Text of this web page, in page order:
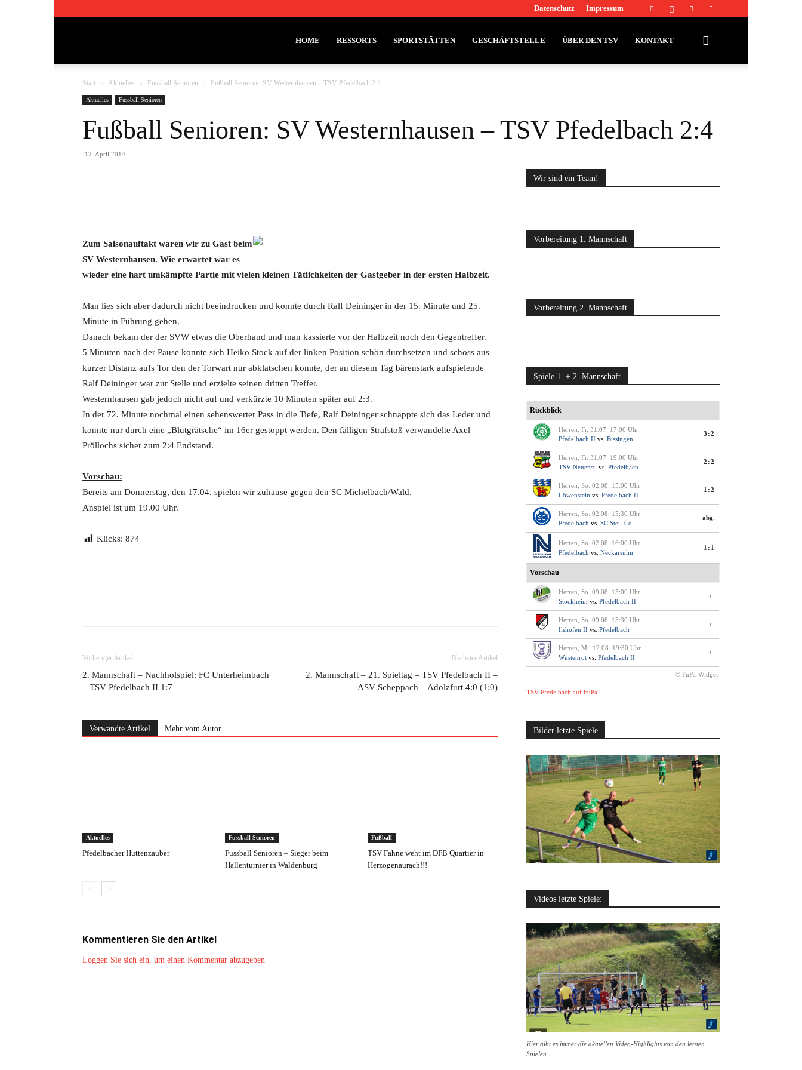
Datenschutz Impressum
Pfedelbach
1911
HOME RESSORTS SPORTSTÄTTEN GESCHÄFTSTELLE ÜBER DEN TSV KONTAKT
Start Aktuelles Fussball Senioren Fußball Senioren: SV Westernhausen – TSV Pfedelbach 2:4
Aktuelles Fussball Senioren
Fußball Senioren: SV Westernhausen – TSV Pfedelbach 2:4
12. April 2014
Zum Saisonauftakt waren wir zu Gast beim
SV Westernhausen. Wie erwartet war es
wieder eine hart umkämpfte Partie mit vielen kleinen Tätlichkeiten der Gastgeber in der ersten Halbzeit.
Man lies sich aber dadurch nicht beeindrucken und konnte durch Ralf Deininger in der 15. Minute und 25.
Minute in Führung gehen.
Danach bekam der der SVW etwas die Oberhand und man kassierte vor der Halbzeit noch den Gegentreffer.
5 Minuten nach der Pause konnte sich Heiko Stock auf der linken Position schön durchsetzen und schoss aus
kurzer Distanz aufs Tor den der Torwart nur abklatschen konnte, der an diesem Tag bärenstark aufspielende
Ralf Deininger war zur Stelle und erzielte seinen dritten Treffer.
Westernhausen gab jedoch nicht auf und verkürzte 10 Minuten später auf 2:3.
In der 72. Minute nochmal einen sehenswerter Pass in die Tiefe, Ralf Deininger schnappte sich das Leder und
konnte nur durch eine „Blutgrätsche“ im 16er gestoppt werden. Den fälligen Strafstoß verwandelte Axel
Pröllochs sicher zum 2:4 Endstand.
Vorschau:
Bereits am Donnerstag, den 17.04. spielen wir zuhause gegen den SC Michelbach/Wald.
Anspiel ist um 19.00 Uhr.
Klicks: 874
Vorheriger Artikel
2. Mannschaft – Nachholspiel: FC Unterheimbach
– TSV Pfedelbach II 1:7
Nächster Artikel
2. Mannschaft – 21. Spieltag – TSV Pfedelbach II –
ASV Scheppach – Adolzfurt 4:0 (1:0)
Verwandte Artikel Mehr vom Autor
Aktuelles
Pfedelbacher Hüttenzauber
Fussball Senioren
Fussball Senioren – Sieger beim
Hallenturnier in Waldenburg
Fußball
TSV Fahne weht im DFB Quartier in
Herzogenaurach!!!
Kommentieren Sie den Artikel
Loggen Sie sich ein, um einen Kommentar abzugeben
Wir sind ein Team!
Vorbereitung 1. Mannschaft
Vorbereitung 2. Mannschaft
Spiele 1. + 2. Mannschaft
Rückblick
Herren, Fr. 31.07. 17:00 Uhr
Pfedelbach II vs. Bissingen
3:2
Herren, Fr. 31.07. 19:00 Uhr
TSV Neuenst. vs. Pfedelbach
2:2
Herren, So. 02.08. 15:00 Uhr
Löwenstein vs. Pfedelbach II
1:2
Herren, So. 02.08. 15:30 Uhr
Pfedelbach vs. SC Stei.-Co.
abg.
Herren, So. 02.08. 16:00 Uhr
Pfedelbach vs. Neckarsulm
1:1
Vorschau
Herren, So. 09.08. 15:00 Uhr
Stockheim vs. Pfedelbach II
-:-
Herren, So. 09.08. 15:30 Uhr
Ilshofen II vs. Pfedelbach
-:-
Herren, Mi. 12.08. 19:30 Uhr
Wüstenrot vs. Pfedelbach II
-:-
© FuPa-Widget
TSV Pfedelbach auf FuPa
Bilder letzte Spiele
Videos letzte Spiele:
Hier gibt es immer die aktuellen Video-Highlights von den letzten
Spielen